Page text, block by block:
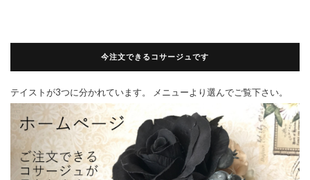
今注文できるコサージュです
テイストが3つに分かれています。 メニューより選んでご覧下さい。